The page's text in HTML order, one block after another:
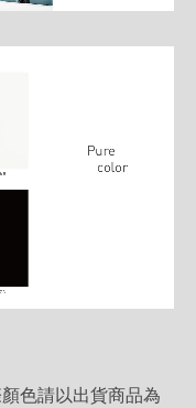
色請以出貨商品為